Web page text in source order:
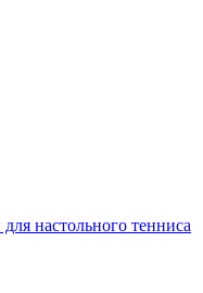
настольного тенниса